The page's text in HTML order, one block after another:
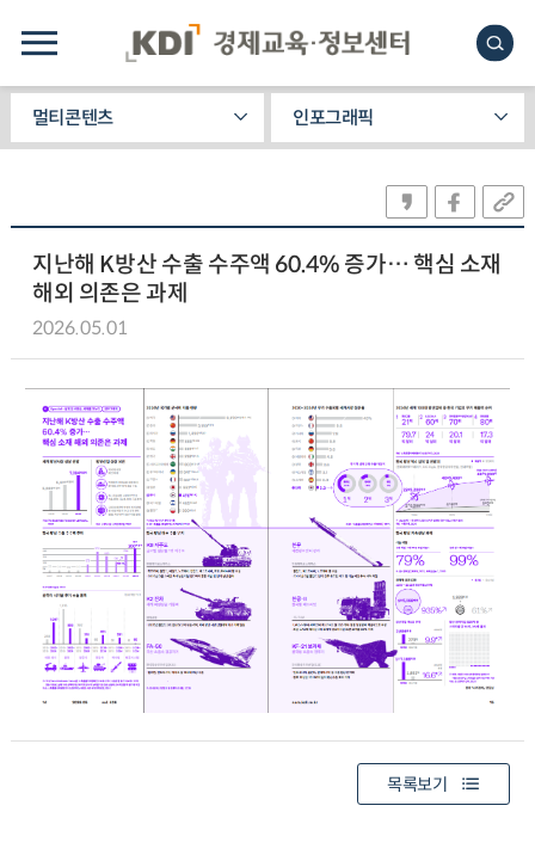
멀티콘텐츠 인포그래픽
지난해 K방산 수출 수주액 60.4% 증가… 핵심 소재
해외 의존은 과제
2026.05.01
목록보기